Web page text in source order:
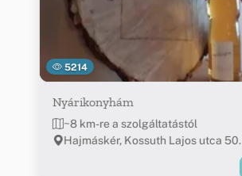
5214
Nyárikonyhám
~8 km-re a szolgáltatástól
Hajmáskér, Kossuth Lajos utca 50.